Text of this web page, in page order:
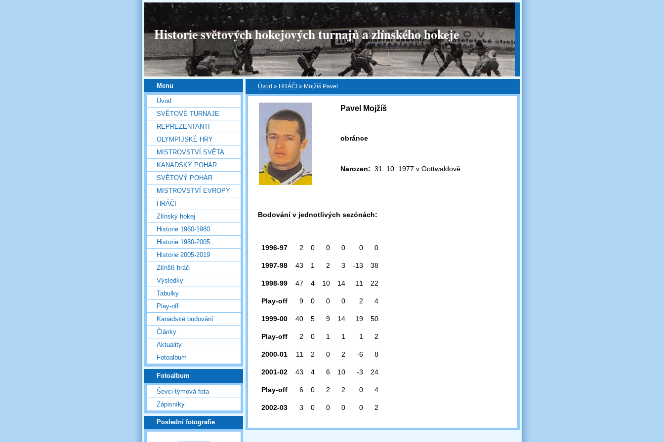
Historie světových hokejových turnajů a zlínského hokeje
Úvod » HRÁČI » Mojžíš Pavel
Pavel Mojžíš
obránce
Narozen: 31. 10. 1977 v Gottwaldově
Bodování v jednotlivých sezónách:
1996-97 2 0 0 0 0 0
1997-98 43 1 2 3 -13 38
1998-99 47 4 10 14 11 22
Play-off 9 0 0 0 2 4
1999-00 40 5 9 14 19 50
Play-off 2 0 1 1 1 2
2000-01 11 2 0 2 -6 8
2001-02 43 4 6 10 -3 24
Play-off 6 0 2 2 0 4
2002-03 3 0 0 0 0 2
Menu
Úvod
SVĚTOVÉ TURNAJE
REPREZENTANTI
OLYMPIJSKÉ HRY
MISTROVSTVÍ SVĚTA
KANADSKÝ POHÁR
SVĚTOVÝ POHÁR
MISTROVSTVÍ EVROPY
HRÁČI
Zlínský hokej
Historie 1960-1980
Historie 1980-2005
Historie 2005-2019
Zlínští hráči
Výsledky
Tabulky
Play-off
Kanadské bodování
Články
Aktuality
Fotoalbum
Fotoalbum
Ševci-týmová fota
Zápisníky
Poslední fotografie